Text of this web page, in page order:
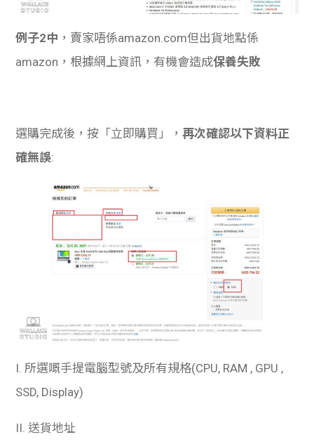
例子2中 ，賣家唔係amazon.com但出貨地點係
amazon，根據網上資訊，有機會造成保養失敗
選購完成後，按「立即購買」，再次確認以下資料正
確無誤:
I. 所選嘅手提電腦型號及所有規格(CPU, RAM , GPU ,
SSD, Display)
II. 送貨地址